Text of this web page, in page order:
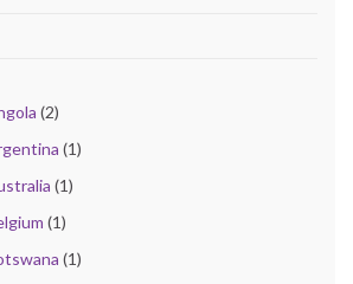
(2)
(1)
(1)
(1)
(1)